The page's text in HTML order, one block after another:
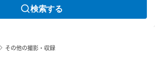
検索する
その他の撮影・収録